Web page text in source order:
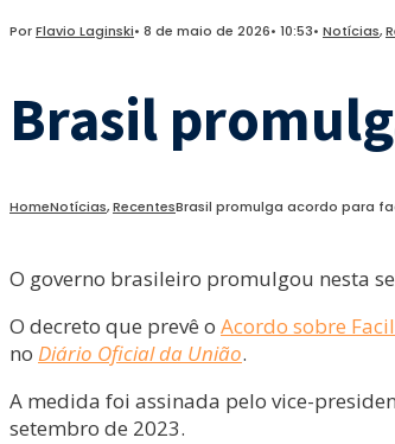
PorFlavio Laginski• 8 de maio de 2026• 10:53• Notícias,
Brasil
HomeNotícias,RecentesBrasil promulga acordo para
O governo brasileiro promulgou nesta
O decreto que prevê o Acordo sobre
no Diário Oficial da União.
A medida foi assinada pelo vice-
setembro de 2023.